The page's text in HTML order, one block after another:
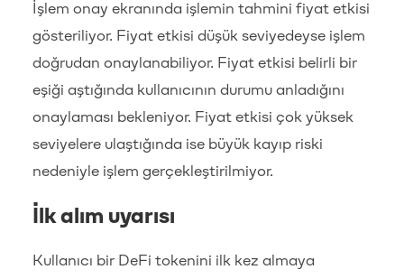
İşlem onay ekranında işlemin tahmini fiyat etkisi
gösteriliyor. Fiyat etkisi düşük seviyedeyse işlem
doğrudan onaylanabiliyor. Fiyat etkisi belirli bir
eşiği aştığında kullanıcının durumu anladığını
onaylaması bekleniyor. Fiyat etkisi çok yüksek
seviyelere ulaştığında ise büyük kayıp riski
nedeniyle işlem gerçekleştirilmiyor.
İlk alım uyarısı
Kullanıcı bir DeFi tokenini ilk kez almaya